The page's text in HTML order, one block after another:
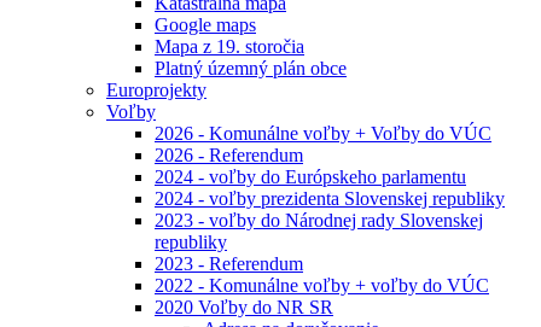
Google maps
Mapa z 19. storočia
Platný územný plán obce
Europrojekty
Voľby
2026 - Komunálne voľby + Voľby do VÚC
2026 - Referendum
2024 - voľby do Európskeho parlamentu
2024 - voľby prezidenta Slovenskej republiky
2023 - voľby do Národnej rady Slovenskej
republiky
2023 - Referendum
2022 - Komunálne voľby + voľby do VÚC
2020 Voľby do NR SR